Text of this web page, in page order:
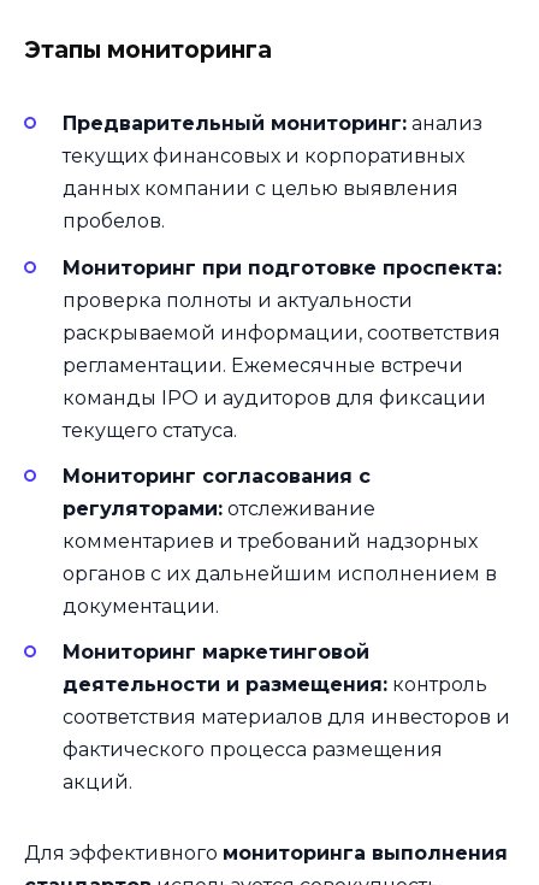
Этапы мониторинга
Предварительный мониторинг: анализ
текущих финансовых и корпоративных
данных компании с целью выявления
пробелов.
Мониторинг при подготовке проспекта:
проверка полноты и актуальности
раскрываемой информации, соответствия
регламентации. Ежемесячные встречи
команды IPO и аудиторов для фиксации
текущего статуса.
Мониторинг согласования с
регуляторами: отслеживание
комментариев и требований надзорных
органов с их дальнейшим исполнением в
документации.
Мониторинг маркетинговой
деятельности и размещения: контроль
соответствия материалов для инвесторов и
фактического процесса размещения
акций.
Для эффективного мониторинга выполнения